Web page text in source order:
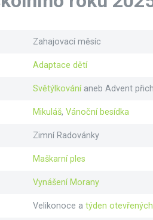
Zahajovací měsíc
Adaptace dětí
Světýlkováníaneb Advent
Mikuláš, Vánoční besídka
Zimní Radovánky
Maškarní ples
Vynášení Morany
Velikonoce a týden